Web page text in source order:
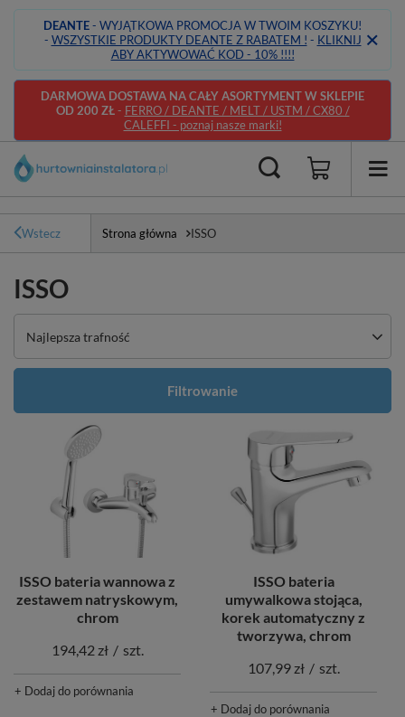
DEANTE- WYJĄTKOWA PROMOCJA W TWOIM KOSZYKU!
- WSZYSTKIE PRODUKTY DEANTE Z RABATEM ! - KLIKNIJ
ABY AKTYWOWAĆ KOD - 10% !!!!
DARMOWA DOSTAWA NA CAŁY ASORTYMENT W SKLEPIE
OD 200 ZŁ- FERRO / DEANTE / MELT / USTM / CX80 /
CALEFFI - poznaj nasze marki!
Wstecz Strona główna ISSO
ISSO
Zmień sortowanie
Najlepsza trafność
Filtrowanie
ISSO bateria wannowa z
zestawem natryskowym,
chrom
194,42 zł / szt.
+ Dodaj do porównania
ISSO bateria
umywalkowa stojąca,
korek automatyczny z
tworzywa, chrom
107,99 zł / szt.
+ Dodaj do porównania